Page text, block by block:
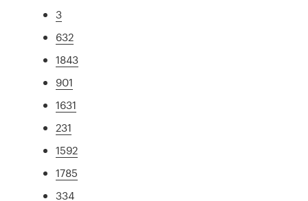
3
632
1843
901
1631
231
1592
1785
334